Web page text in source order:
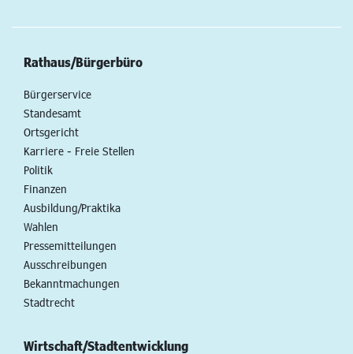
Rathaus/Bürgerbüro
Bürgerservice
Standesamt
Ortsgericht
Karriere - Freie Stellen
Politik
Finanzen
Ausbildung/Praktika
Wahlen
Pressemitteilungen
Ausschreibungen
Bekanntmachungen
Stadtrecht
Wirtschaft/Stadtentwicklung